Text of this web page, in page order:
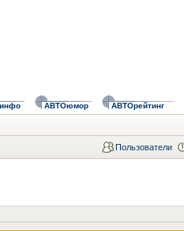
АВТОюмор АВТОрейтинг
Пользователи